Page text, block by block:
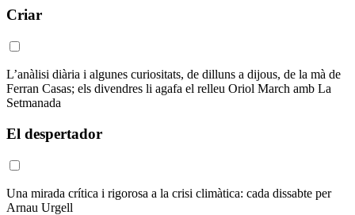
Criar
L’anàlisi diària i algunes curiositats, de dilluns a dijous, de la mà de
Ferran Casas; els divendres li agafa el relleu Oriol March amb La
Setmanada
El despertador
Una mirada crítica i rigorosa a la crisi climàtica: cada dissabte per
Arnau Urgell